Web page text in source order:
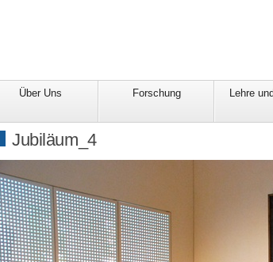
Über Uns Forschung Lehre
Jubiläum_4